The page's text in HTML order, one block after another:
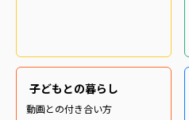
子どもとの暮らし
動画との付き合い方